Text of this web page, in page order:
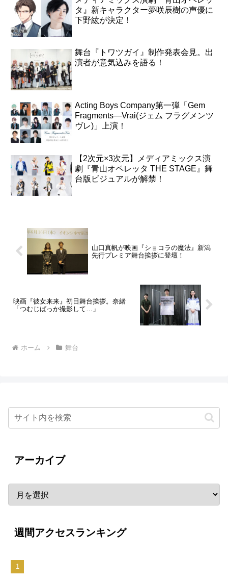
タ』新キャラクター夢咲辰樹の声優に
下野紘が決定！
舞台『トワツガイ』制作発表会見。出
演者が意気込みを語る！
Acting Boys Company第一弾「Gem
Fragments―Vrai(ジェム フラグメンツ
ヴレ)」上演！
【2次元×3次元】メディアミックス演
劇『青山オペレッタ THE STAGE』舞
台版ビジュアルが解禁！
山口真帆が映画『ショコラの魔法』新潟
先行プレミア舞台挨拶に登壇！
映画『彼女来来』初日舞台挨拶。奈緒
「つむじばっか撮影して…」
ホーム 舞台
アーカイブ
週間アクセスランキング